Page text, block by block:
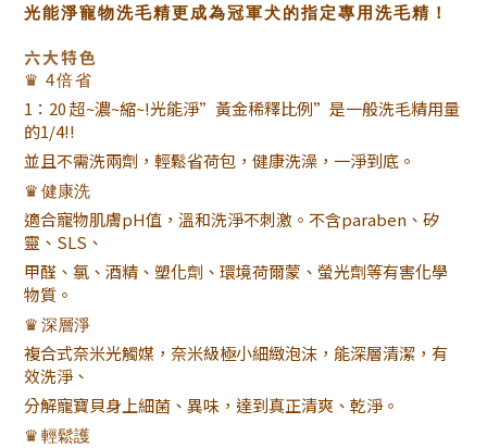
光能淨寵物洗毛精更成為冠軍犬的指定專用洗毛精！
六大特色
♛ 4倍省
1：20 超~濃~縮~!光能淨”黃金稀釋比例”是一般洗毛精用量
的1/4!!
並且不需洗兩劑，輕鬆省荷包，健康洗澡，一淨到底。
♛ 健康洗
適合寵物肌膚pH值，溫和洗淨不刺激。不含paraben、矽
靈、SLS、
甲醛、氯、酒精、塑化劑、環境荷爾蒙、螢光劑等有害化學
物質。
♛ 深層淨
複合式奈米光觸媒，奈米級極小細緻泡沫，能深層清潔，有
效洗淨、
分解寵寶貝身上細菌、異味，達到真正清爽、乾淨。
♛ 輕鬆護